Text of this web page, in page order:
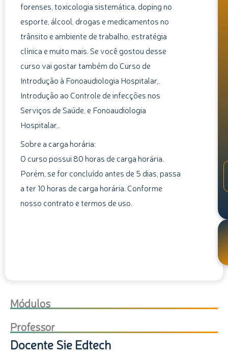
forenses, toxicologia sistemática, doping no
esporte, álcool, drogas e medicamentos no
trânsito e ambiente de trabalho, estratégia
clínica e muito mais. Se você gostou desse
curso vai gostar também do Curso de
Introdução à Fonoaudiologia Hospitalar,,
Introdução ao Controle de infecções nos
Serviços de Saúde, e Fonoaudiologia
Hospitalar,.
Sobre a carga horária:
O curso possui 80 horas de carga horária.
Porém, se for concluído antes de 5 dias, passa
a ter 10 horas de carga horária. Conforme
nosso contrato e termos de uso.
Módulos
Professor
Docente Sie Edtech